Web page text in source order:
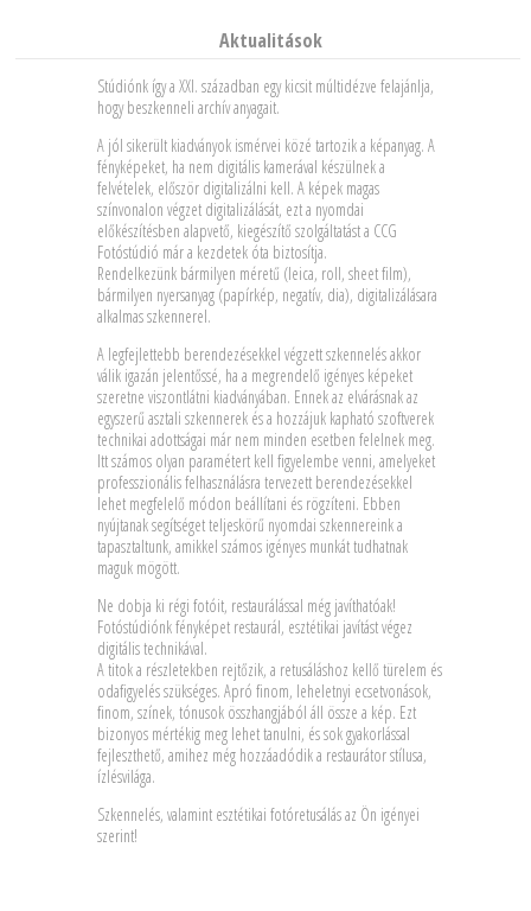
Aktualitások
Stúdiónk így a XXI. században egy kicsit múltidézve felajánlja,
hogy beszkenneli archív anyagait.
A jól sikerült kiadványok ismérvei közé tartozik a képanyag. A
fényképeket, ha nem digitális kamerával készülnek a
felvételek, először digitalizálni kell. A képek magas
színvonalon végzet digitalizálását, ezt a nyomdai
előkészítésben alapvető, kiegészítő szolgáltatást a CCG
Fotóstúdió már a kezdetek óta biztosítja.
Rendelkezünk bármilyen méretű (leica, roll, sheet film),
bármilyen nyersanyag (papírkép, negatív, dia), digitalizálásara
alkalmas szkennerel.
A legfejlettebb berendezésekkel végzett szkennelés akkor
válik igazán jelentőssé, ha a megrendelő igényes képeket
szeretne viszontlátni kiadványában. Ennek az elvárásnak az
egyszerű asztali szkennerek és a hozzájuk kapható szoftverek
technikai adottságai már nem minden esetben felelnek meg.
Itt számos olyan paramétert kell figyelembe venni, amelyeket
professzionális felhasználásra tervezett berendezésekkel
lehet megfelelő módon beállítani és rögzíteni. Ebben
nyújtanak segítséget teljeskörű nyomdai szkennereink a
tapasztaltunk, amikkel számos igényes munkát tudhatnak
maguk mögött.
Ne dobja ki régi fotóit, restaurálással még javíthatóak!
Fotóstúdiónk fényképet restaurál, esztétikai javítást végez
digitális technikával.
A titok a részletekben rejtőzik, a retusáláshoz kellő türelem és
odafigyelés szükséges. Apró finom, leheletnyi ecsetvonások,
finom, színek, tónusok összhangjából áll össze a kép. Ezt
bizonyos mértékig meg lehet tanulni, és sok gyakorlással
fejleszthető, amihez még hozzáadódik a restaurátor stílusa,
ízlésvilága.
Szkennelés, valamint esztétikai fotóretusálás az Ön igényei
szerint!